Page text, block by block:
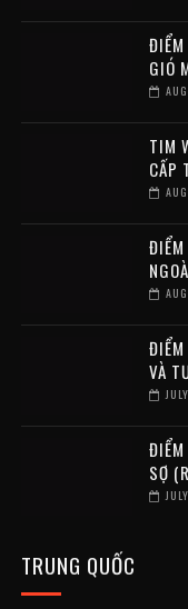
ĐIỂM
GIÓ
TIM
CẤP
ĐIỂM
VÀ
SỢ
TRUNG QUỐC